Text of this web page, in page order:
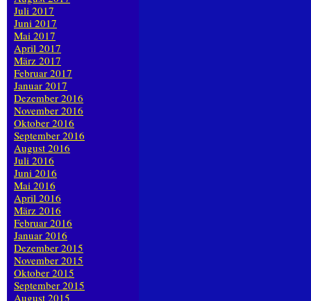
Juli 2017
Juni 2017
Mai 2017
April 2017
März 2017
Februar 2017
Januar 2017
Dezember 2016
November 2016
Oktober 2016
September 2016
August 2016
Juli 2016
Juni 2016
Mai 2016
April 2016
März 2016
Februar 2016
Januar 2016
Dezember 2015
November 2015
Oktober 2015
September 2015
August 2015